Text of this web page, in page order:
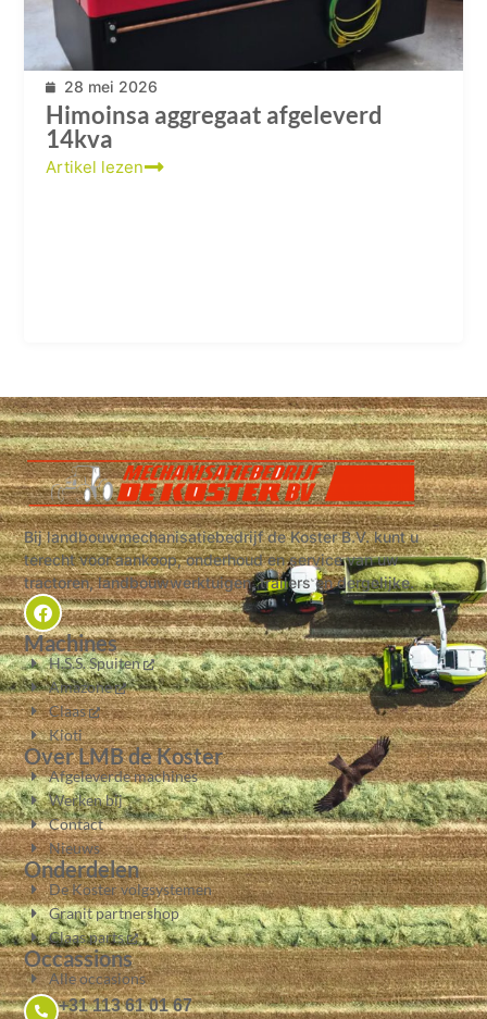
28 mei 2026
Himoinsa aggregaat afgeleverd
14kva
Artikel lezen
Bij landbouwmechanisatiebedrijf de Koster B.V. kunt u
terecht voor aankoop, onderhoud en service van uw
tractoren, landbouwwerktuigen, trailers en dergelijke.
Machines
H.S.S. Spuiten
Amazone
Claas
Kioti
Over LMB de Koster
Afgeleverde machines
Werken bij
Contact
Nieuws
Onderdelen
De Koster volgsystemen
Granit partnershop
Claas parts
Occassions
Alle occasions
+31 113 61 01 67